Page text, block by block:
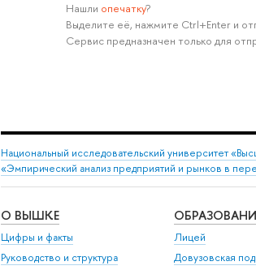
Нашли опечатку?
Выделите её, нажмите Ctrl+Enter и
Сервис предназначен только для
Национальный исследовательский университет
«Эмпирический анализ предприятий и рынков в
О ВЫШКЕ
Цифры и факты
Руководство и структура
Лицей
Довузовская